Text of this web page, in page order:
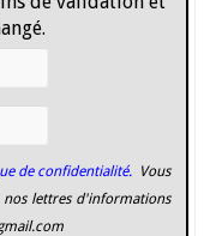
de confidentialité. Vous
lettres d'informations